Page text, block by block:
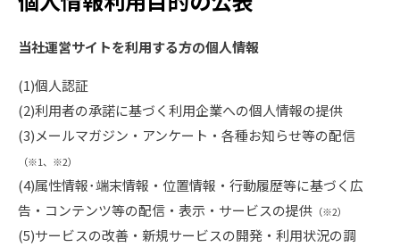
当社運営サイトを利用する方の個人情報
(1)個人認証
(2)利用者の承諾に基づく利用企業への個人情報の提供
(3)メールマガジン・アンケート・各種お知らせ等の配信
（※1、※2）
(4)属性情報･端末情報・位置情報・行動履歴等に基づく広
告・コンテンツ等の配信・表示・サービスの提供 （※2）
(5)サービスの改善・新規サービスの開発・利用状況の調